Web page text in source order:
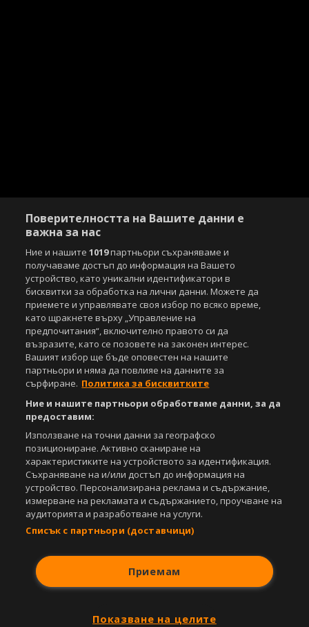
Поверителността на Вашите данни е
важна за нас
Ние и нашите1019партньори съхраняваме и
получаваме достъп до информация на Вашето
устройство, като уникални идентификатори в
бисквитки за обработка на лични данни. Можете да
приемете и управлявате своя избор по всяко време,
като щракнете върху „Управление на
предпочитания“, включително правото си да
възразите, като се позовете на законен интерес.
Вашият избор ще бъде оповестен на нашите
партньори и няма да повлияе на данните за
сърфиране. Политика за бисквитките
Ние и нашите партньори обработваме данни, за да
предоставим:
Използване на точни данни за географско
позициониране. Активно сканиране на
характеристиките на устройството за идентификация.
Съхраняване на и/или достъп до информация на
устройство. Персонализирана реклама и съдържание,
измерване на рекламата и съдържанието, проучване на
аудиторията и разработване на услуги.
Списък с партньори (доставчици)
Приемам
Показване на целите